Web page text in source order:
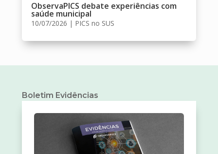
ObservaPICS debate experiências com
saúde municipal
10/07/2026 | PICS no SUS
Boletim Evidências